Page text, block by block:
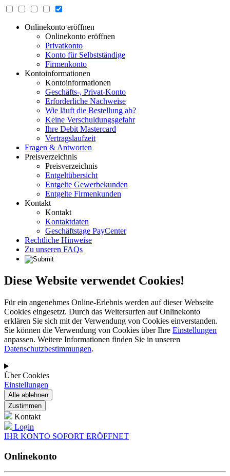
Onlinekonto eröffnen
Onlinekonto eröffnen
Privatkonto
Konto für Selbstständige
Firmenkonto
Kontoinformationen
Kontoinformationen
Geschäfts-, Privat-Konto
Erforderliche Nachweise
Wie läuft die Bestellung ab?
Keine Verschuldungsgefahr
Ihre Debit Mastercard
Vertragslaufzeit
Fragen & Antworten
Preisverzeichnis
Preisverzeichnis
Entgeltübersicht
Entgelte Gewerbekunden
Entgelte Firmenkunden
Kontakt
Kontakt
Kontaktdaten
Geschäftstage PayCenter
Rechtliche Hinweise
Zu unseren FAQs
Diese Website verwendet Cookies!
Für ein angenehmes Online-Erlebnis werden auf dieser Webseite
Cookies eingesetzt. Durch das Weitersurfen auf Onlinekonto
erklären Sie sich mit der Verwendung von Cookies einverstanden.
Sie können die Verwendung von Cookies über Ihre Einstellungen
anpassen. Weitere Informationen finden Sie in unseren
Datenschutzbestimmungen.
Über Cookies
Einstellungen
Kontakt
Login
IHR KONTO SOFORT ERÖFFNET
Onlinekonto